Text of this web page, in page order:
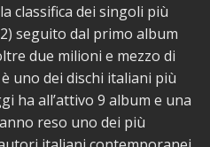
classifica dei singoli più
seguito dal primo album
due milioni e mezzo di
uno dei dischi italiani più
ha all’attivo 9 album e una
reso uno dei più